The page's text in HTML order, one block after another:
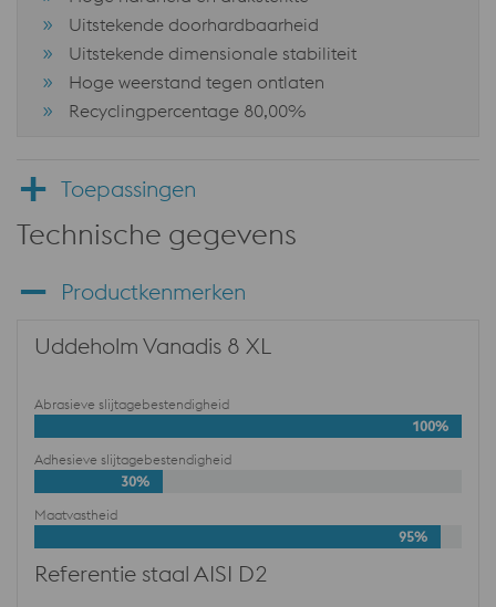
Uitstekende doorhardbaarheid
Uitstekende dimensionale stabiliteit
Hoge weerstand tegen ontlaten
Recyclingpercentage 80,00%
Toepassingen
Technische gegevens
Productkenmerken
Uddeholm Vanadis 8 XL
Abrasieve slijtagebestendigheid
100%
Adhesieve slijtagebestendigheid
30%
Maatvastheid
95%
Referentie staal AISI D2